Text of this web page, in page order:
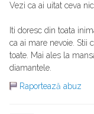
Vezi ca ai uitat ceva
Iti doresc din toata
ca ai mare nevoie. Stii
toate. Mai ales la
diamantele.
Raportează abuz